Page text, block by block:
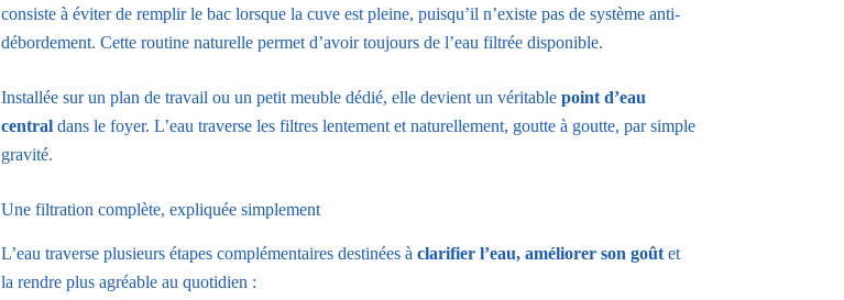
consiste à éviter de remplir le bac lorsque la cuve est pleine, puisqu’il n’existe pas de système anti-
débordement. Cette routine naturelle permet d’avoir toujours de l’eau filtrée disponible.
Installée sur un plan de travail ou un petit meuble dédié, elle devient un véritablepoint d’eau
central dans le foyer. L’eau traverse les filtres lentement et naturellement, goutte à goutte, par simple
gravité.
Une filtration complète, expliquée simplement
L’eau traverse plusieurs étapes complémentaires destinées àclarifier l’eau, améliorer son goûtet
la rendre plus agréable au quotidien :